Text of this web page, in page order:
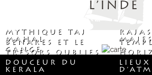
L’INDE
MYTHIQUE TAJ
MAHAL
BENARES ET LE
GANGE
TRESORS OUBLIES
DOUCEUR DU
KERALA
LIEUX